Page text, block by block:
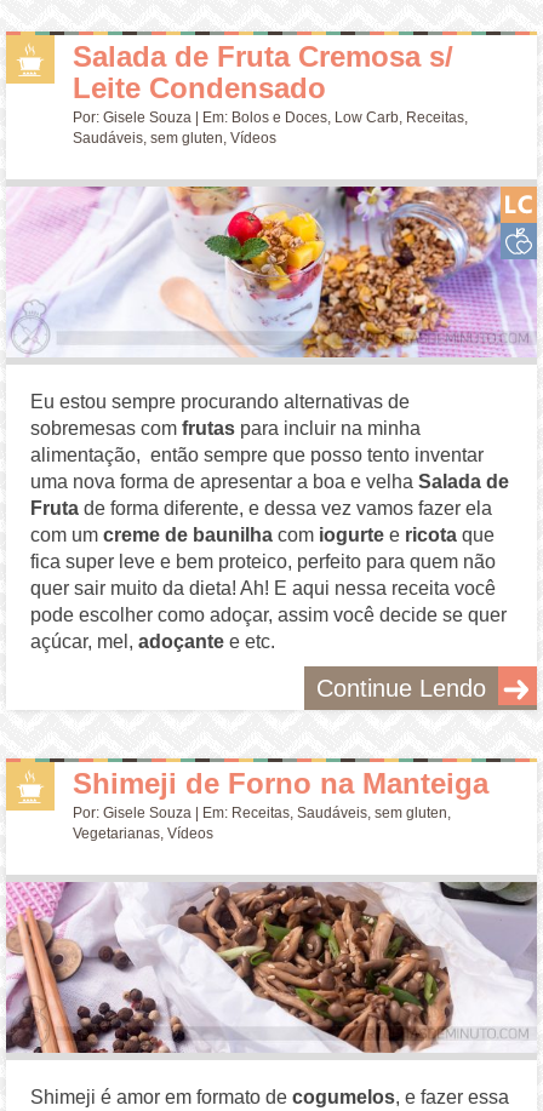
Salada de Fruta Cremosa s/
Leite Condensado
Por:Gisele Souza | Em: Bolos e Doces, Low Carb, Receitas,
Saudáveis,sem gluten,Vídeos
Eu estou sempre procurando alternativas de
sobremesas comfrutas para incluir na minha
alimentação, então sempre que posso tento inventar
uma nova forma de apresentar a boa e velhaSalada de
Fruta de forma diferente, e dessa vez vamos fazer ela
com umcreme de baunilha com iogurte e ricota que
fica super leve e bem proteico, perfeito para quem não
quer sair muito da dieta! Ah! E aqui nessa receita você
pode escolher como adoçar, assim você decide se quer
açúcar, mel,adoçante e etc.
Continue Lendo
Shimeji de Forno na Manteiga
Por:Gisele Souza | Em: Receitas,Saudáveis,sem gluten,
Vegetarianas,Vídeos
Shimeji é amor em formato decogumelos, e fazer essa